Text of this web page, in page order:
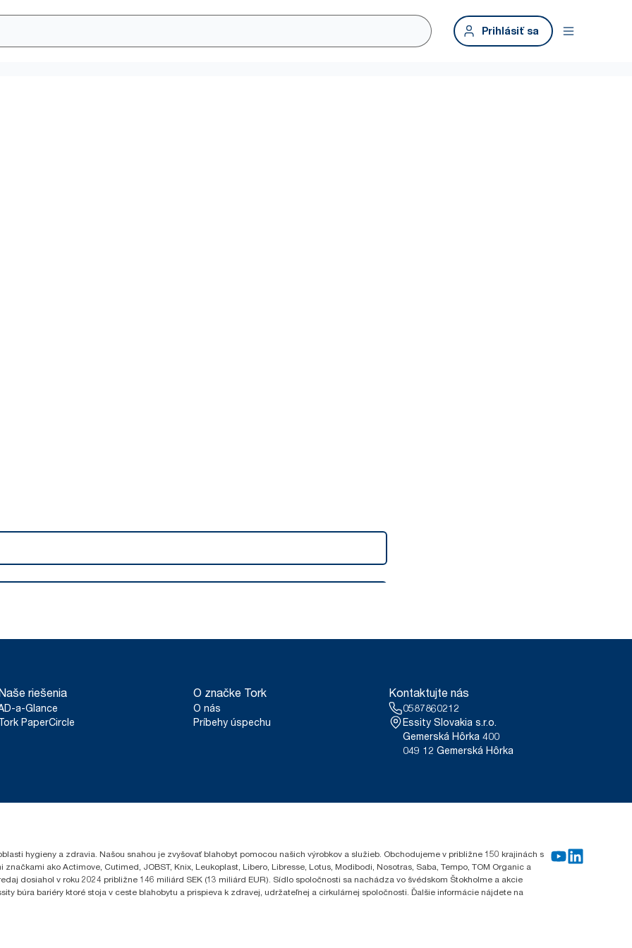
Prihlásiť sa
riešenia
a-Glance
PaperCircle
O značke Tork
O nás
Príbehy úspechu
Kontaktujte nás
0587860212
Essity Slovakia s.r.o.
Gemerská Hôrka 400
049 12 Gemerská Hôrka
hygieny a zdravia. Našou snahou je zvyšovať blahobyt pomocou našich výrobkov a služieb. Obchodujeme v približne 150 krajinách s
ako Actimove, Cutimed, JOBST, Knix, Leukoplast, Libero, Libresse, Lotus, Modibodi, Nosotras, Saba, Tempo, TOM Organic a
dosiahol v roku 2024 približne 146 miliárd SEK (13 miliárd EUR). Sídlo spoločnosti sa nachádza vo švédskom Štokholme a akcie
búra bariéry ktoré stoja v ceste blahobytu a prispieva k zdravej, udržateľnej a cirkulárnej spoločnosti. Ďalšie informácie nájdete na